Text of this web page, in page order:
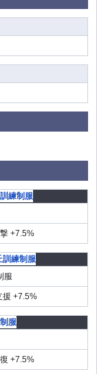
+7.5%
服
援 +7.5%
+7.5%